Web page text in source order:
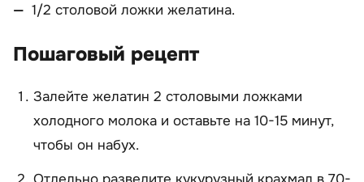
1/2 столовой ложки желатина.
Пошаговый рецепт
Залейте желатин 2 столовыми ложками
холодного молока и оставьте на 10-15 минут,
чтобы он набух.